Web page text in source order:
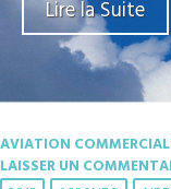
Lire la Suite
AVIATION
LAISSER UN